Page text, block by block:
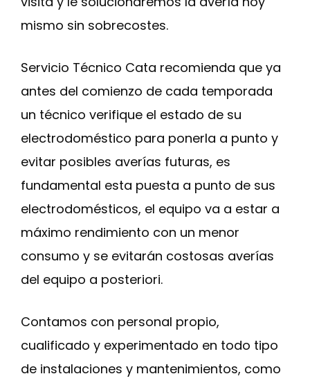
mismo sin sobrecostes.
Servicio Técnico Cata recomienda que ya
antes del comienzo de cada temporada
un técnico verifique el estado de su
electrodoméstico para ponerla a punto y
evitar posibles averías futuras, es
fundamental esta puesta a punto de sus
electrodomésticos, el equipo va a estar a
máximo rendimiento con un menor
consumo y se evitarán costosas averías
del equipo a posteriori.
Contamos con personal propio,
cualificado y experimentado en todo tipo
de instalaciones y mantenimientos, como